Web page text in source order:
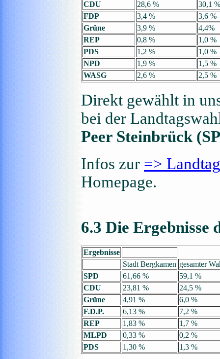
CDU
28,6 %
30,1 %
FDP
3,4 %
3,6 %
Grüne
3,9 %
4,4%
REP
0,8 %
1,0 %
PDS
1,2 %
1,0 %
NPD
1,9 %
1,5 %
WASG
2,6 % 2,5 %
Direkt gewählt in
bei der
Peer Steinbrück
Infos zur =>
Homepage.
6.3 Die Ergebnisse
Ergebnisse
Stadt Bergkamen gesamter
SPD
61,66 %
59,1 %
CDU
23,81 %
24,5 %
Grüne
4,91 %
6,0 %
F.D.P.
6,13 %
7,2 %
REP
1,83 %
1,7 %
MLPD
0,33 %
0,2 %
PDS
1,30 % 1,3 %